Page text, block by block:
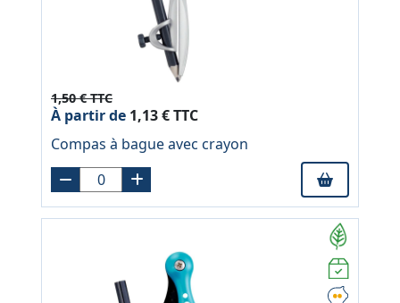
1,50 € TTC
À partir de 1,13 € TTC
Compas à bague avec crayon